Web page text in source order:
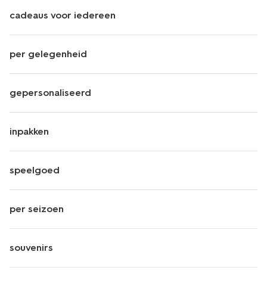
cadeaus voor iedereen
per gelegenheid
gepersonaliseerd
inpakken
speelgoed
per seizoen
souvenirs